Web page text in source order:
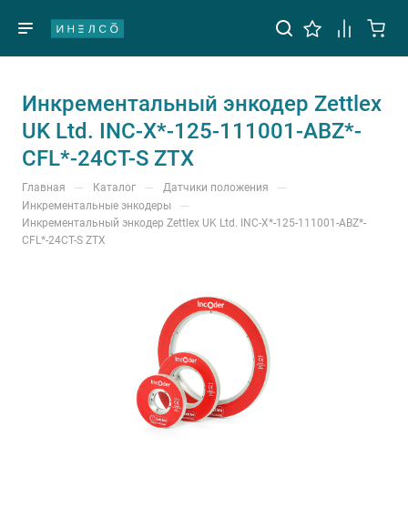
Инкрементальный энкодер Zettlex
UK Ltd. INC-X*-125-111001-ABZ*-
CFL*-24CT-S ZTX
Главная — Каталог — Датчики положения —
Инкрементальные энкодеры —
Инкрементальный энкодер Zettlex UK Ltd. INC-X*-125-111001-ABZ*-
CFL*-24CT-S ZTX